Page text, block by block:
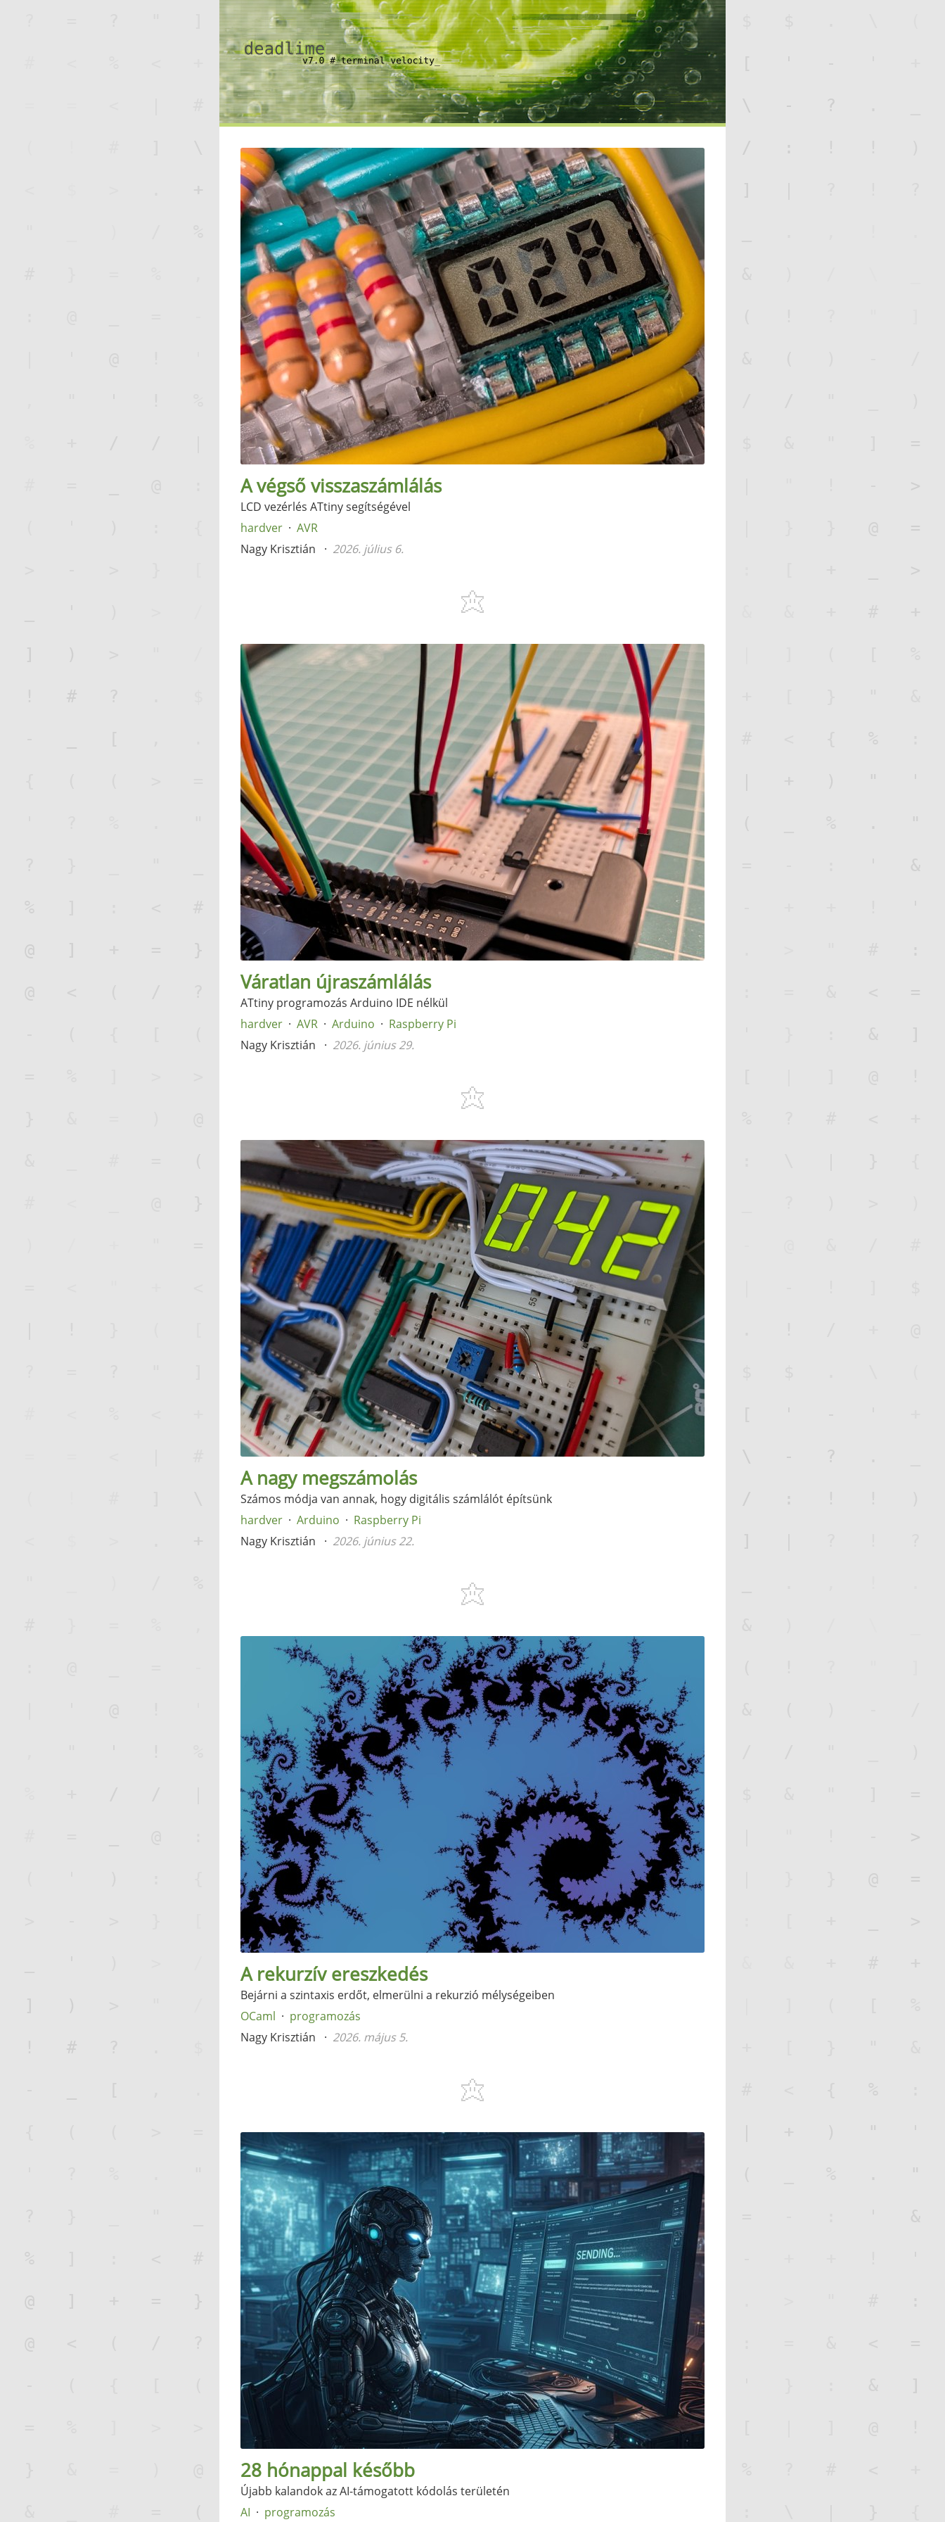
A végső visszaszámlálás
LCD vezérlés ATtiny segítségével
hardver
AVR
Nagy Krisztián
2026. július 6.
Váratlan újraszámlálás
ATtiny programozás Arduino IDE nélkül
hardver
AVR Arduino
Raspberry Pi
Nagy Krisztián
2026. június 29.
A nagy megszámolás
Számos módja van annak, hogy digitális számlálót építsünk
hardver
Arduino
Raspberry Pi
Nagy Krisztián
2026. június 22.
A rekurzív ereszkedés
Bejárni a szintaxis erdőt, elmerülni a rekurzió mélységeiben
OCaml
programozás
Nagy Krisztián
2026. május 5.
28 hónappal később
Újabb kalandok az AI-támogatott kódolás területén
AI
programozás